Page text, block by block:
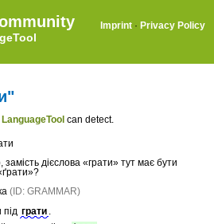
Imprint · Privacy Policy
LanguageTool can detect.
дієслова «грати» тут має бути
(ID: GRAMMAR)
під грати .